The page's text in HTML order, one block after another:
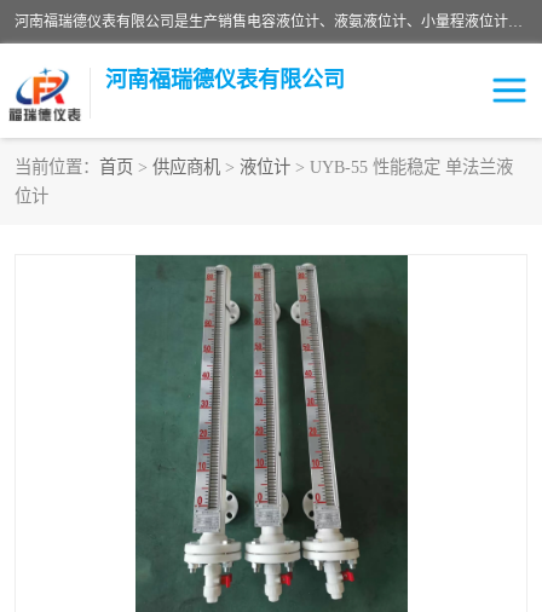
河南福瑞德仪表有限公司是生产销售电容液位计、液氨液位计、小量程液位计定制、智能锅炉水位计、液氮液位计等；并在产品开发、研制的过程中，吸取国内外仪器仪表的技术精华，建立了一支高、精、尖的科研开发队伍，使产品性能不断升级。
河南福瑞德仪表有限公司
当前位置： 首页 > 供应商机 > 液位计 > UYB-55 性能稳定 单法兰液
位计
液位计
流量传感器
液氮液位计
液位计传感器定制
物位计
测漏仪
锅炉水位计